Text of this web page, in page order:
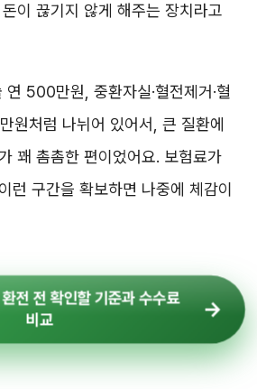
이 끊기지 않게 해주는 장치라고
500만원, 중환자실·혈전제거·혈
원처럼 나뉘어 있어서, 큰 질환에
꽤 촘촘한 편이었어요. 보험료가
런 구간을 확보하면 나중에 체감이
전 전 확인할 기준과 수수료
비교